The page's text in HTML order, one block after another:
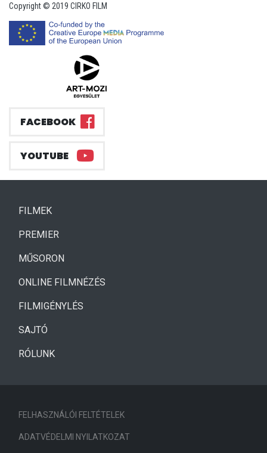
Copyright © 2019 CIRKO FILM
FACEBOOK
YOUTUBE
FILMEK(CURRENT)
PREMIER
MŰSORON
ONLINE FILMNÉZÉS
FILMIGÉNYLÉS
SAJTÓ
RÓLUNK
FELHASZNÁLÓI FELTÉTELEK
ADATVÉDELMI NYILATKOZAT